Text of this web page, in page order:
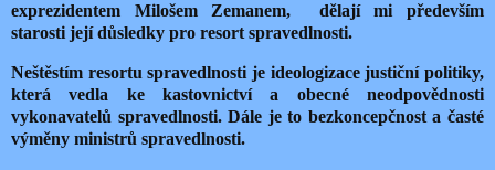
exprezidentem Milošem Zemanem, dělají mi především
starosti její důsledky pro resort spravedlnosti.
Neštěstím resortu spravedlnosti je ideologizace justiční politiky,
která vedla ke kastovnictví a obecné neodpovědnosti
vykonavatelů spravedlnosti. Dále je to bezkoncepčnost a časté
výměny ministrů spravedlnosti.